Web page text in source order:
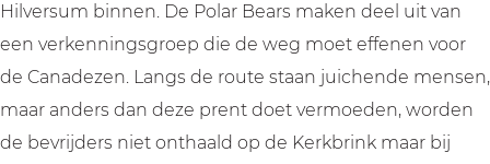
Hilversum binnen. De Polar Bears maken deel uit van
een verkenningsgroep die de weg moet effenen voor
de Canadezen. Langs de route staan juichende mensen,
maar anders dan deze prent doet vermoeden, worden
de bevrijders niet onthaald op de Kerkbrink maar bij